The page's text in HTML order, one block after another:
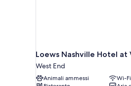
Loews Nashville Hotel at
West End
Animali ammessi
Wi-